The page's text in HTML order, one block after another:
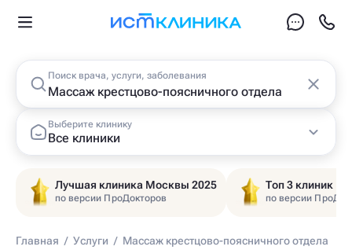
Поиск врача, услуги, заболевания
Выберите клинику
Все клиники
Лучшая клиника Москвы 2025
по версии ПроДокторов
Топ 3 клиник
по версии
Главная / Услуги / Массаж крестцово-поясничного отдела